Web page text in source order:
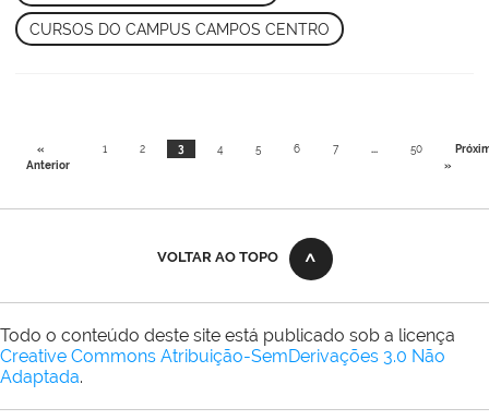
CURSOS DO CAMPUS CAMPOS CENTRO
«
Anterior
1 2 3 4 5 6 7 ... 50
»
VOLTAR AO TOPO
Todo o conteúdo deste site está publicado sob a licença
Creative Commons Atribuição-SemDerivações 3.0 Não
Adaptada.